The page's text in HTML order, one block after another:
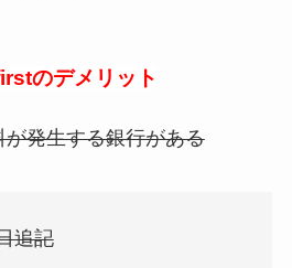
のデメリット
発生する銀行がある
追記